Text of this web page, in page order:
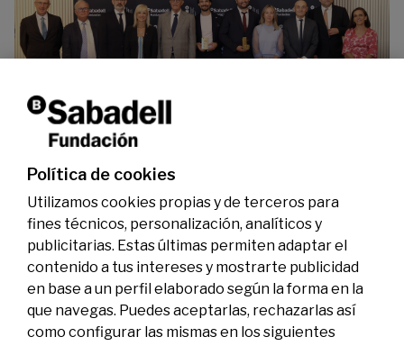
La Fundación Banco Sabadell reconoce a dos
investigadores en los ámbitos de la edición del
genoma y la energía limpia
07/07/2026 Premios
Legal Actividad Social
Política de cookies
Utilizamos cookies propias y de terceros para
fines técnicos, personalización, analíticos y
publicitarias. Estas últimas permiten adaptar el
contenido a tus intereses y mostrarte publicidad
en base a un perfil elaborado según la forma en la
que navegas. Puedes aceptarlas, rechazarlas así
como configurar las mismas en los siguientes